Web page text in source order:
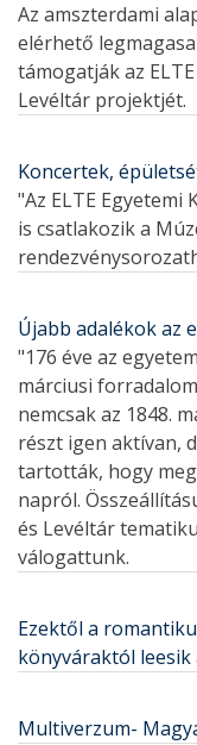
Az amszterdami
elérhető
támogatják az
Levéltár projektjét.
Koncertek,
"Az ELTE Egyetemi
is csatlakozik a
Újabb adalékok az
"176 éve az
márciusi
nemcsak az 1848.
részt igen aktívan,
tartották, hogy
napról.
és Levéltár
válogattunk.
Ezektől a
könyváraktól leesik
Multiverzum-